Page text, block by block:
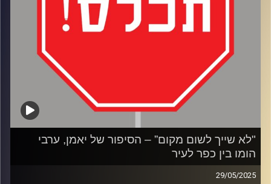
"לא שייך לשום מקום” – הסיפור של יאמן, ערבי
הומו בין כפר לעיר
29/05/2025